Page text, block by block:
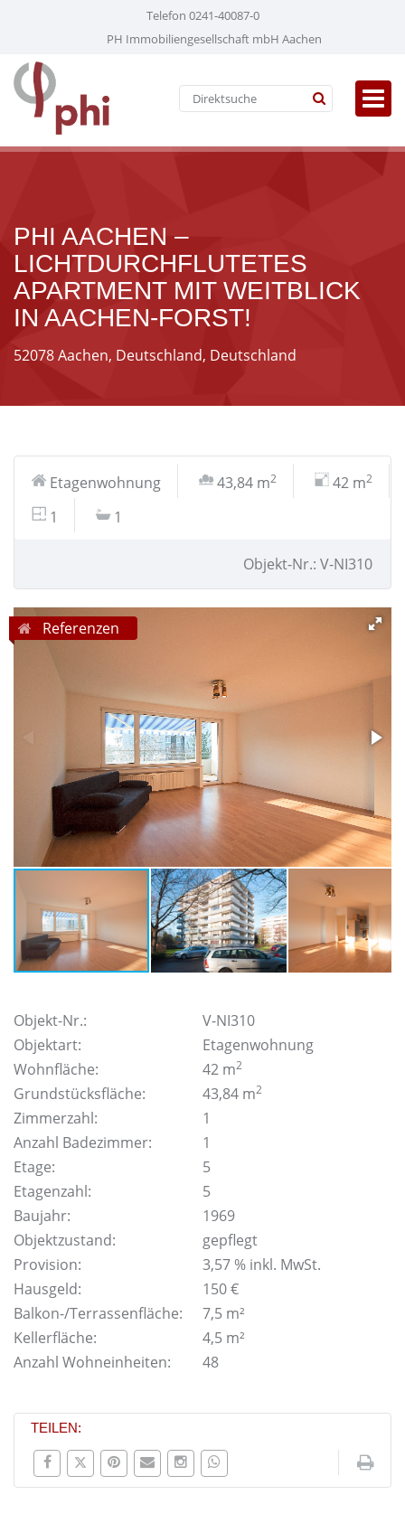
Telefon 0241-40087-0
PH Immobiliengesellschaft mbH Aachen
PHI AACHEN –
LICHTDURCHFLUTETES
APARTMENT MIT WEITBLICK
IN AACHEN-FORST!
52078 Aachen, Deutschland, Deutschland
Etagenwohnung 43,84 m2 42 m2
1 1
Objekt-Nr.: V-NI310
Referenzen
Objekt-Nr.:
V-NI310
Objektart:
Etagenwohnung
Wohnfläche:
42 m2
Grundstücksfläche: 43,84 m2
Zimmerzahl:
1
Anzahl Badezimmer:
1
Etage:
5
Etagenzahl:
5
Baujahr:
1969
Objektzustand:
gepflegt
Provision:
3,57 % inkl. MwSt.
Hausgeld:
150 €
Balkon-/Terrassenfläche:
7,5 m²
Kellerfläche:
4,5 m²
Anzahl Wohneinheiten:
48
TEILEN: